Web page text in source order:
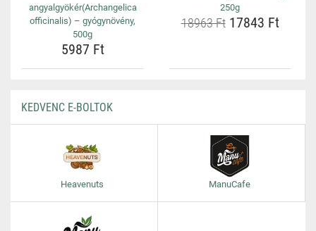
angyalgyökér(Archangelica
officinalis) – gyógynövény,
500g
5987 Ft
250g
18963 Ft17843 Ft
KEDVENC E-BOLTOK
Heavenuts ManuCafe